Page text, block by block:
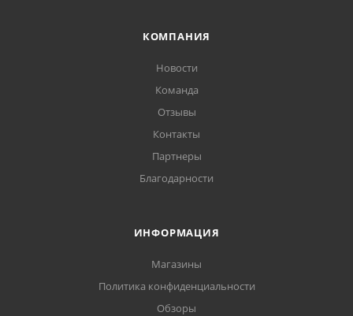
КОМПАНИЯ
Новости
Команда
Отзывы
Контакты
Партнеры
Благодарности
ИНФОРМАЦИЯ
Магазины
Политика конфиденциальности
Обзоры